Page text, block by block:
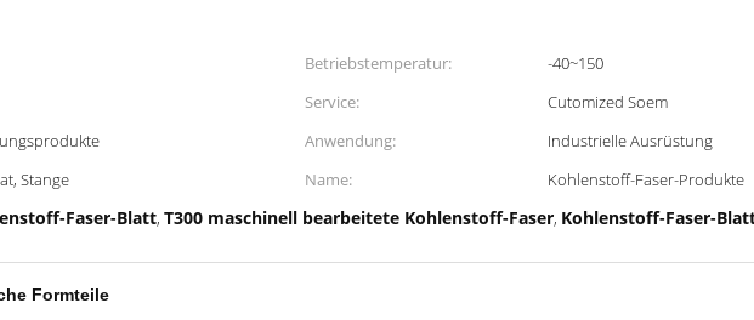
Betriebstemperatur:
-40~150
Service:
Cutomized Soem
Anwendung:
Industrielle Ausrüstung
Stange Name:
Kohlenstoff-Faser-Produkte
Faser-Blatt, T300 maschinell bearbeitete Kohlenstoff-Faser, Kohlenstoff-Faser-
Formteile